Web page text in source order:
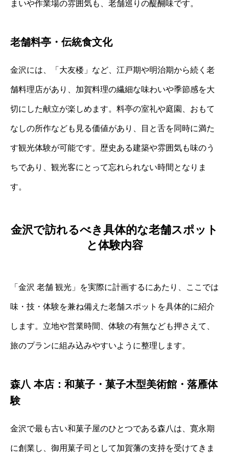
まいや作業場の雰囲気も、老舗巡りの醍醐味です。
老舗料亭・伝統食文化
金沢には、「大友楼」など、江戸期や明治期から続く老
舗料理店があり、加賀料理の繊細な味わいや季節感を大
切にした献立が楽しめます。料亭の室礼や庭園、おもて
なしの所作なども見る価値があり、目と舌を同時に満た
す観光体験が可能です。歴史ある建築や雰囲気も味のう
ちであり、観光客にとって忘れられない時間となりま
す。
金沢で訪れるべき具体的な老舗スポット
と体験内容
「金沢 老舗 観光」を実際に計画するにあたり、ここでは
味・技・体験を兼ね備えた老舗スポットを具体的に紹介
します。立地や営業時間、体験の有無なども押さえて、
旅のプランに組み込みやすいように整理します。
森八 本店：和菓子・菓子木型美術館・落雁体
験
金沢で最も古い和菓子屋のひとつである森八は、寛永期
に創業し、御用菓子司として加賀藩の支持を受けてきま